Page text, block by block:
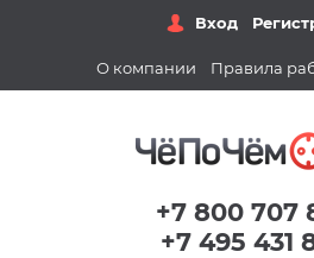
Вход
О компании Правила
+7 800 707
+7 495 431